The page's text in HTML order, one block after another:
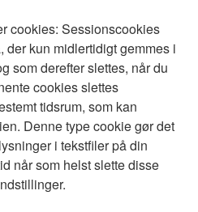
cookies: Sessionscookies
kun midlertidigt gemmes i
som derefter slettes, når du
cookies slettes
tidsrum, som kan
Denne type cookie gør det
i tekstfiler på din
når som helst slette disse